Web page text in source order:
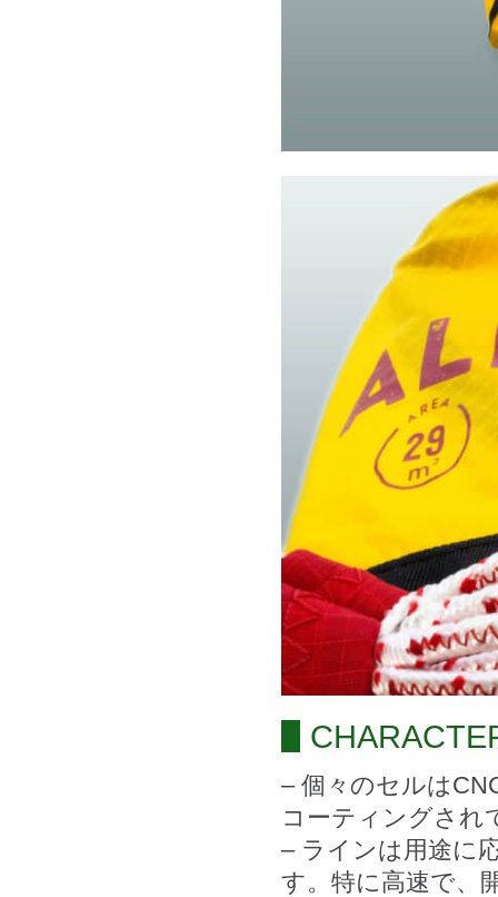
– 個々のセルは
コーティングされ
– ラインは用途に
す。特に高速で、